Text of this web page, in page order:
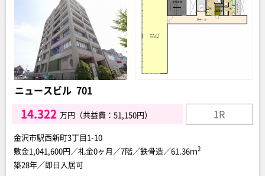
ニュースビル 701
14.322 万円（共益費：51,150円） 1R
金沢市駅西新町3丁目1-10
敷金1,041,600円／礼金0ヶ月／7階／鉄骨造／61.36ｍ2
築28年／即日入居可